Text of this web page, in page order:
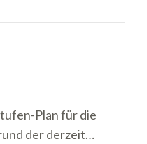
Plan für die
der derzeit…